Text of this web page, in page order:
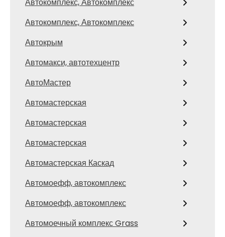
Автокомплекс, Автокомплекс
Автокрым
Автомакси, автотехцентр
АвтоМастер
Автомастерская
Автомастерская
Автомастерская
Автомастерская Каскад
Автомоефф, автокомплекс
Автомоефф, автокомплекс
Автомоечный комплекс Grass